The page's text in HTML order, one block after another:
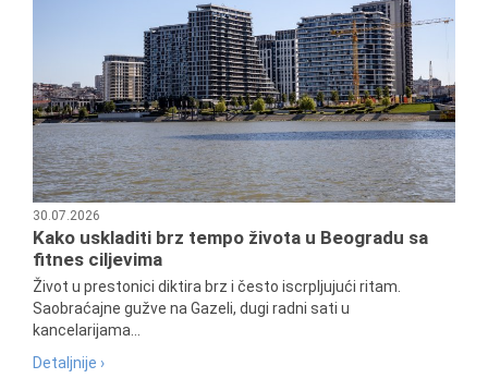
30.07.2026
Kako uskladiti brz tempo života u Beogradu sa
fitnes ciljevima
Život u prestonici diktira brz i često iscrpljujući ritam.
Saobraćajne gužve na Gazeli, dugi radni sati u
kancelarijama...
Detaljnije ›